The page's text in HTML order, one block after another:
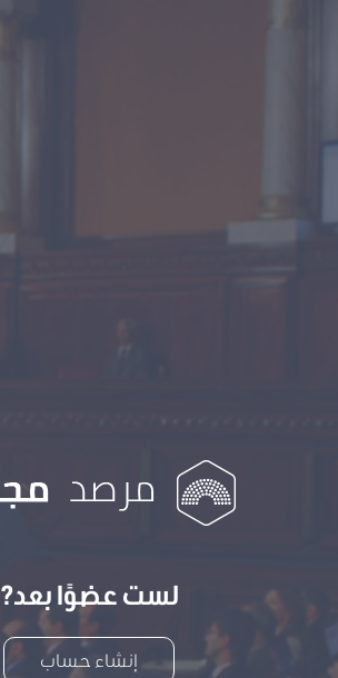
لست عضوًا بعد?
إنشاء حساب